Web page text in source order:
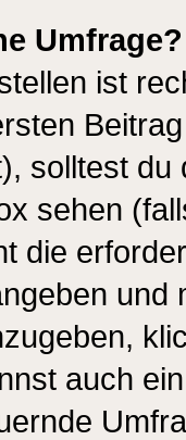
Umfrage?
ist
solltest
sehen
die
und
auch